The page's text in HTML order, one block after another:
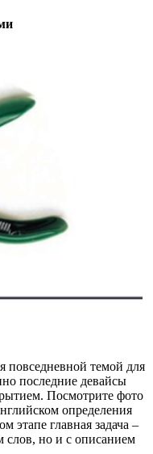
повседневной темой для
последние девайсы
Посмотрите фото
определения
этапе главная задача –
слов, но и с описанием